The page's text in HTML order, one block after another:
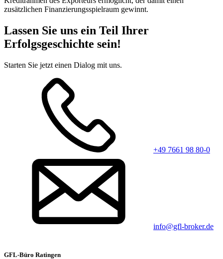
zusätzlichen Finanzierungsspielraum gewinnt.
Lassen Sie uns ein Teil Ihrer
Erfolgsgeschichte sein!
Starten Sie jetzt einen Dialog mit uns.
+49 7661 98 80-0
info@gfl-broker.de
GFL-Büro Ratingen